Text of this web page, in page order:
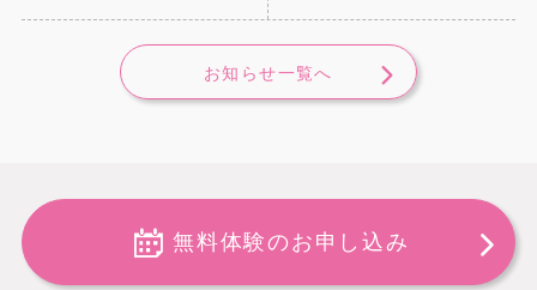
お知らせ一覧へ
無料体験のお申し込み